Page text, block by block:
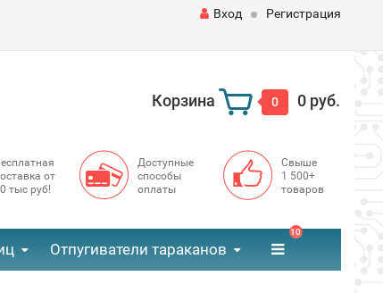
Вход Регистрация
Корзина 0 0 руб.
от
тыс руб!
Доступные
способы
оплаты
Свыше
1 500+
товаров
Отпугиватели тараканов
10